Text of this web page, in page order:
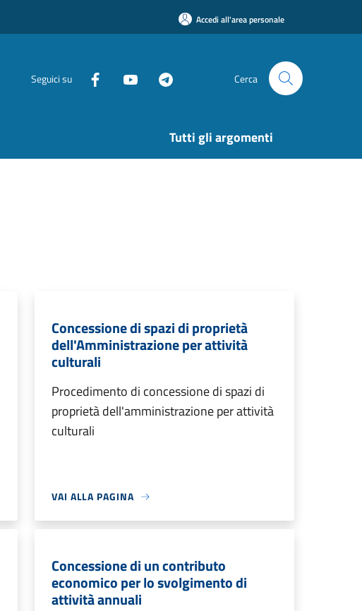
Accedi all'area personale
Seguici su Cerca
Tutti gli argomenti
Concessione di spazi di proprietà
dell'Amministrazione per attività
culturali
Procedimento di concessione di spazi di
proprietà dell'amministrazione per attività
culturali
VAI ALLA PAGINA
Concessione di un contributo
economico per lo svolgimento di
attività annuali